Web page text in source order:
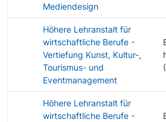
Mediendesign
Höhere Lehranstalt für
wirtschaftliche Berufe -
Vertiefung Kunst, Kultur-,
Tourismus- und
Eventmanagement
Höhere Lehranstalt für
wirtschaftliche Berufe -